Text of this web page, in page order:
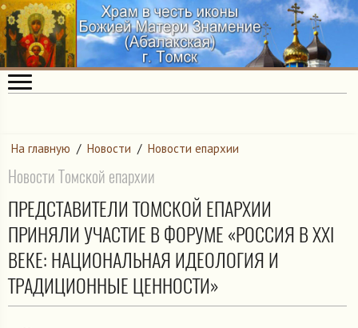
На главную / Новости / Новости епархии
Новости Томской епархии
ПРЕДСТАВИТЕЛИ ТОМСКОЙ ЕПАРХИИ
ПРИНЯЛИ УЧАСТИЕ В ФОРУМЕ «РОССИЯ В XXI
ВЕКЕ: НАЦИОНАЛЬНАЯ ИДЕОЛОГИЯ И
ТРАДИЦИОННЫЕ ЦЕННОСТИ»